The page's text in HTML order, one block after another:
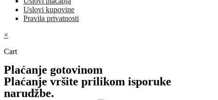
Uslovi kupovine
Pravila privatnosti
×
Cart
Plaćanje gotovinom
Plaćanje vršite prilikom isporuke
narudžbe.